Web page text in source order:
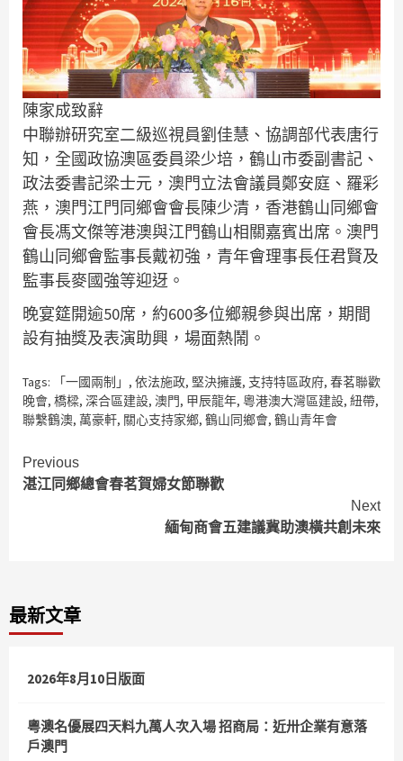
陳家成致辭
中聯辦研究室二級巡視員劉佳慧、協調部代表唐行
知，全國政協澳區委員梁少培，鶴山市委副書記、
政法委書記梁士元，澳門立法會議員鄭安庭、羅彩
燕，澳門江門同鄉會會長陳少清，香港鶴山同鄉會
會長馮文傑等港澳與江門鶴山相關嘉賓出席。澳門
鶴山同鄉會監事長戴初強，青年會理事長任君賢及
監事長麥國強等迎迓。
晚宴筵開逾50席，約600多位鄉親參與出席，期間
設有抽獎及表演助興，場面熱鬧。
Tags: 「一國兩制」 , 依法施政, 堅決擁護, 支持特區政府, 春茗聯歡
晚會, 橋樑, 深合區建設, 澳門, 甲辰龍年, 粵港澳大灣區建設, 紐帶,
聯繫鶴澳, 萬豪軒, 關心支持家鄉, 鶴山同鄉會, 鶴山青年會
Continue
Reading
Previous
湛江同鄉總會春茗賀婦女節聯歡
Next
緬甸商會五建議冀助澳橫共創未來
最新文章
2026年8月10日版面
粵澳名優展四天料九萬人次入場 招商局：近卅企業有意落
戶澳門